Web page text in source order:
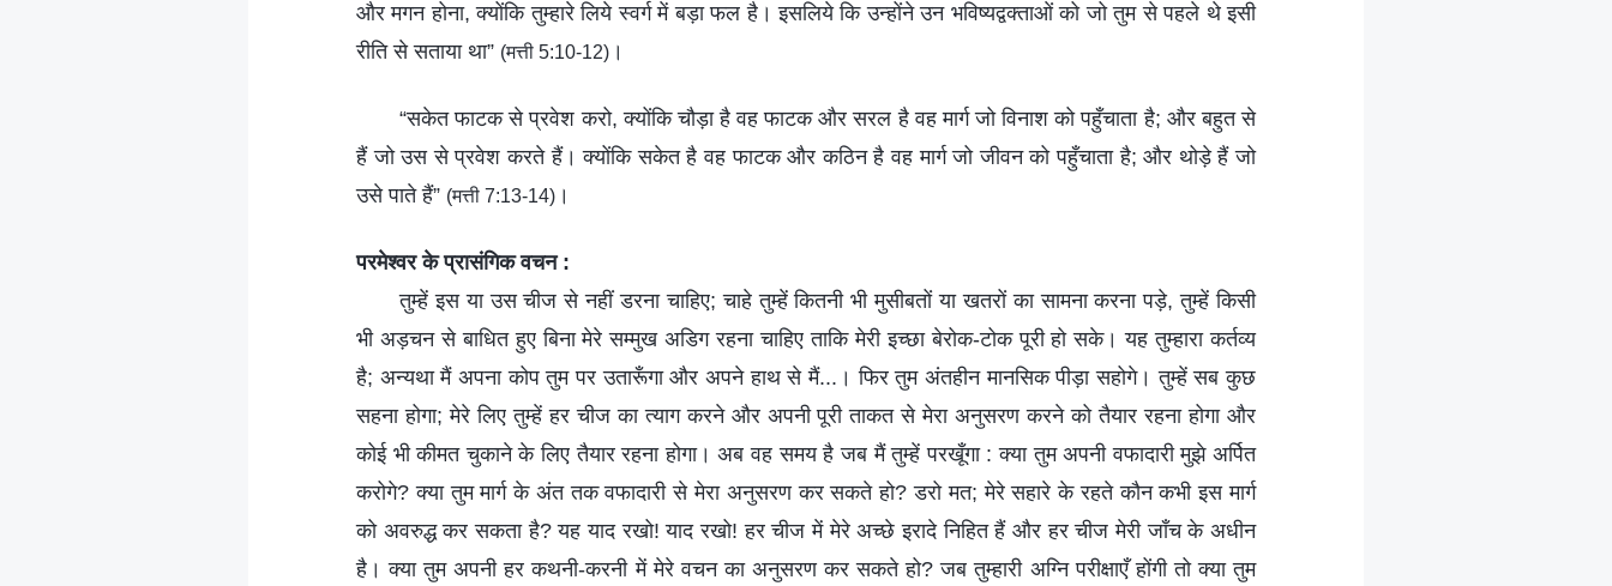
और मगन होना, क्योंकि तुम्हारे लिये स्वर्ग में बड़ा फल है। इसलिये कि उन्होंने उन भविष्यद्वक्‍ताओं को जो तुम से पहले थे इसी
रीति से सताया था” (मत्ती 5:10-12) ।
“सकेत फाटक से प्रवेश करो, क्योंकि चौड़ा है वह फाटक और सरल है वह मार्ग जो विनाश को पहुँचाता है; और बहुत से
हैं जो उस से प्रवेश करते हैं। क्योंकि सकेत है वह फाटक और कठिन है वह मार्ग जो जीवन को पहुँचाता है; और थोड़े हैं जो
उसे पाते हैं” (मत्ती 7:13-14) ।
परमेश्वर के प्रासंगिक वचन :
तुम्हें इस या उस चीज से नहीं डरना चाहिए; चाहे तुम्हें कितनी भी मुसीबतों या खतरों का सामना करना पड़े, तुम्हें किसी
भी अड़चन से बाधित हुए बिना मेरे सम्मुख अडिग रहना चाहिए ताकि मेरी इच्छा बेरोक-टोक पूरी हो सके। यह तुम्हारा कर्तव्य
है; अन्यथा मैं अपना कोप तुम पर उतारूँगा और अपने हाथ से मैं...। फिर तुम अंतहीन मानसिक पीड़ा सहोगे। तुम्हें सब कुछ
सहना होगा; मेरे लिए तुम्हें हर चीज का त्याग करने और अपनी पूरी ताकत से मेरा अनुसरण करने को तैयार रहना होगा और
कोई भी कीमत चुकाने के लिए तैयार रहना होगा। अब वह समय है जब मैं तुम्हें परखूँगा : क्या तुम अपनी वफादारी मुझे अर्पित
करोगे? क्या तुम मार्ग के अंत तक वफादारी से मेरा अनुसरण कर सकते हो? डरो मत; मेरे सहारे के रहते कौन कभी इस मार्ग
को अवरुद्ध कर सकता है? यह याद रखो! याद रखो! हर चीज में मेरे अच्छे इरादे निहित हैं और हर चीज मेरी जाँच के अधीन
है। क्या तुम अपनी हर कथनी-करनी में मेरे वचन का अनुसरण कर सकते हो? जब तुम्हारी अग्नि परीक्षाएँ होंगी तो क्या तुम